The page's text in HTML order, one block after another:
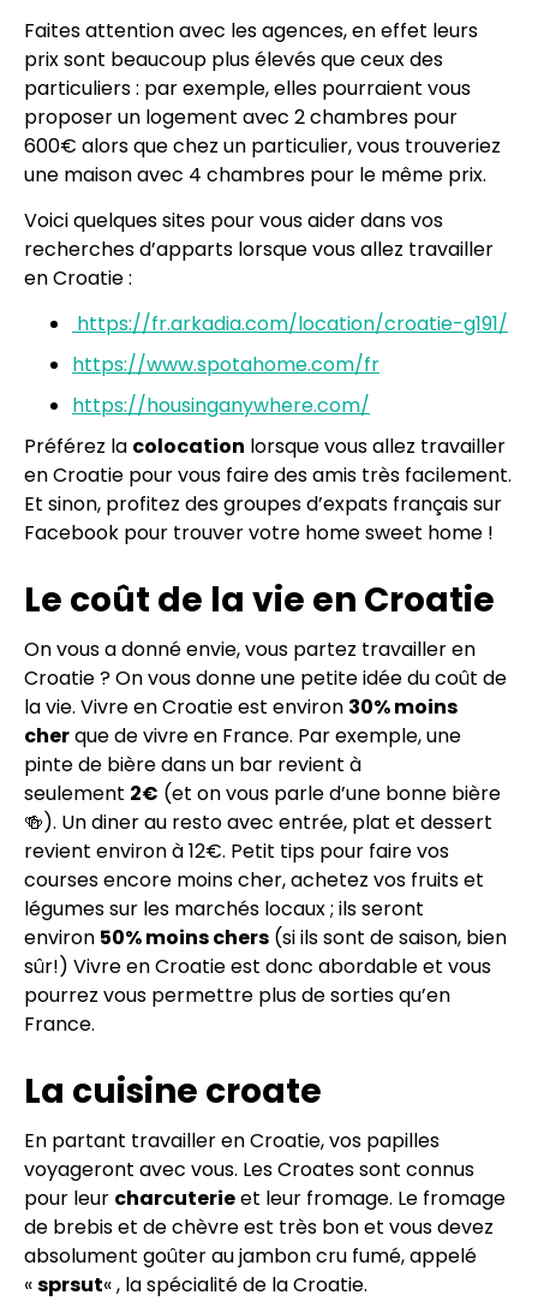
Faites attention avec les agences, en effet leurs
prix sont beaucoup plus élevés que ceux des
particuliers : par exemple, elles pourraient vous
proposer un logement avec 2 chambres pour
600€ alors que chez un particulier, vous trouveriez
une maison avec 4 chambres pour le même prix.
Voici quelques sites pour vous aider dans vos
recherches d’apparts lorsque vous allez travailler
en Croatie :
https://fr.arkadia.com/location/croatie-g191/
https://www.spotahome.com/fr
https://housinganywhere.com/
Préférez la colocation lorsque vous allez travailler
en Croatie pour vous faire des amis très facilement.
Et sinon, profitez des groupes d’expats français sur
Facebook pour trouver votre home sweet home !
Le coût de la vie en Croatie
On vous a donné envie, vous partez travailler en
Croatie ? On vous donne une petite idée du coût de
la vie. Vivre en Croatie est environ 30% moins
cherque de vivre en France. Par exemple, une
pinte de bière dans un bar revient à
seulement 2€ (et on vous parle d’une bonne bière
🍻). Un diner au resto avec entrée, plat et dessert
revient environ à 12€. Petit tips pour faire vos
courses encore moins cher, achetez vos fruits et
légumes sur les marchés locaux ; ils seront
environ 50% moins chers (si ils sont de saison, bien
sûr!) Vivre en Croatie est donc abordable et vous
pourrez vous permettre plus de sorties qu’en
France.
La cuisine croate
En partant travailler en Croatie, vos papilles
voyageront avec vous. Les Croates sont connus
pour leur charcuterieet leur fromage. Le fromage
de brebis et de chèvre est très bon et vous devez
absolument goûter au jambon cru fumé, appelé
«sprsut« , la spécialité de la Croatie.